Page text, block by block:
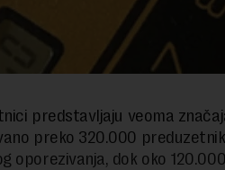
predstavljaju veoma
preko 320.000
oporezivanja, dok oko